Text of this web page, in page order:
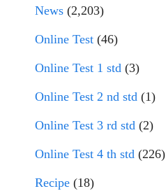
News (2,203)
Online Test (46)
Online Test 1 std (3)
Online Test 2 nd std (1)
Online Test 3 rd std (2)
Online Test 4 th std (226)
Recipe (18)